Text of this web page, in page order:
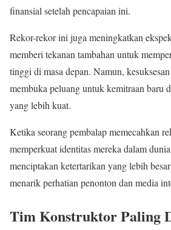
finansial setelah pencapaian ini.
Rekor-rekor ini juga meningkatkan
memberi tekanan tambahan untuk
tinggi di masa depan. Namun,
membuka peluang untuk kemitraan baru
yang lebih kuat.
Ketika seorang pembalap memecahkan
memperkuat identitas mereka dalam
menciptakan ketertarikan yang lebih
menarik perhatian penonton dan media
Tim Konstruktor Paling